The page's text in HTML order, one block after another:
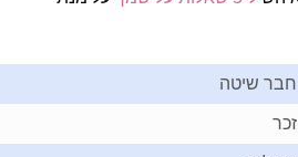
חבר שיטה
זכר